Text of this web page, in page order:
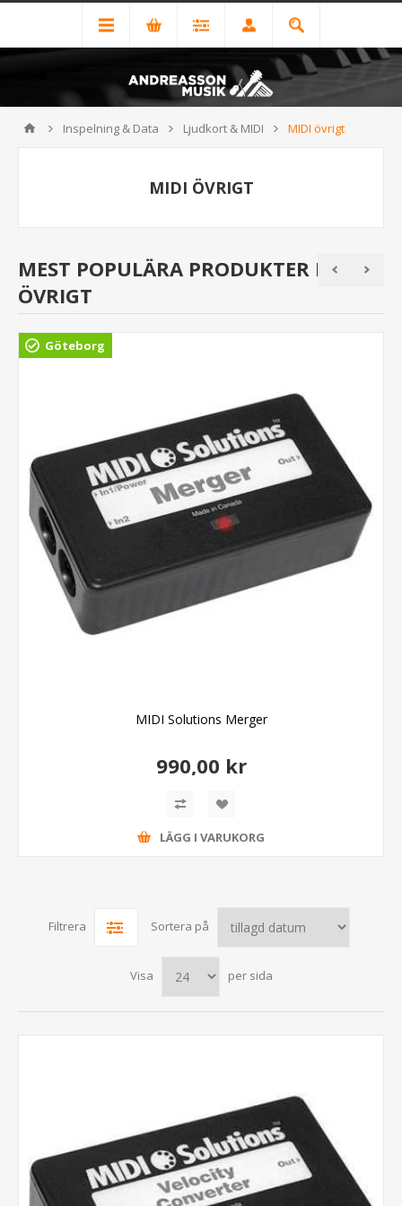
Inspelning & Data Ljudkort & MIDI MIDI övrigt
MIDI ÖVRIGT
MEST POPULÄRA PRODUKTER I MIDI
ÖVRIGT
Göteborg
MIDI Solutions Merger
990,00 kr
LÄGG I VARUKORG
Filtrera Sortera på
Visa per sida